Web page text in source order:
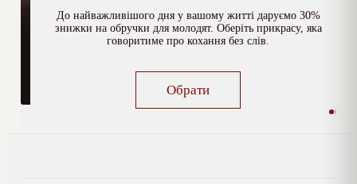
До найважливішого дня у вашому житті даруємо 30%
знижки на обручки для молодят. Оберіть прикрасу, яка
говоритиме про кохання без слів.
Обрати